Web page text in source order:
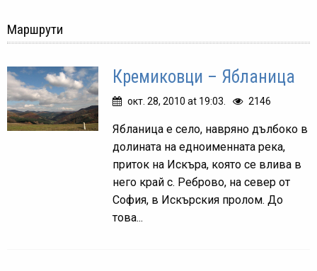
Маршрути
Кремиковци – Ябланица
окт. 28, 2010 at 19:03. 2146
Ябланица е село, навряно дълбоко в
долината на едноименната река,
приток на Искъра, която се влива в
него край с. Реброво, на север от
София, в Искърския пролом. До
това...